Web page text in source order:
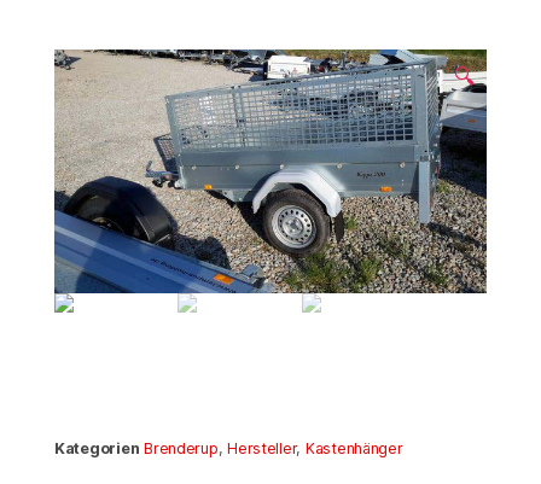
🔍
Kategorien Brenderup,Hersteller, Kastenhänger